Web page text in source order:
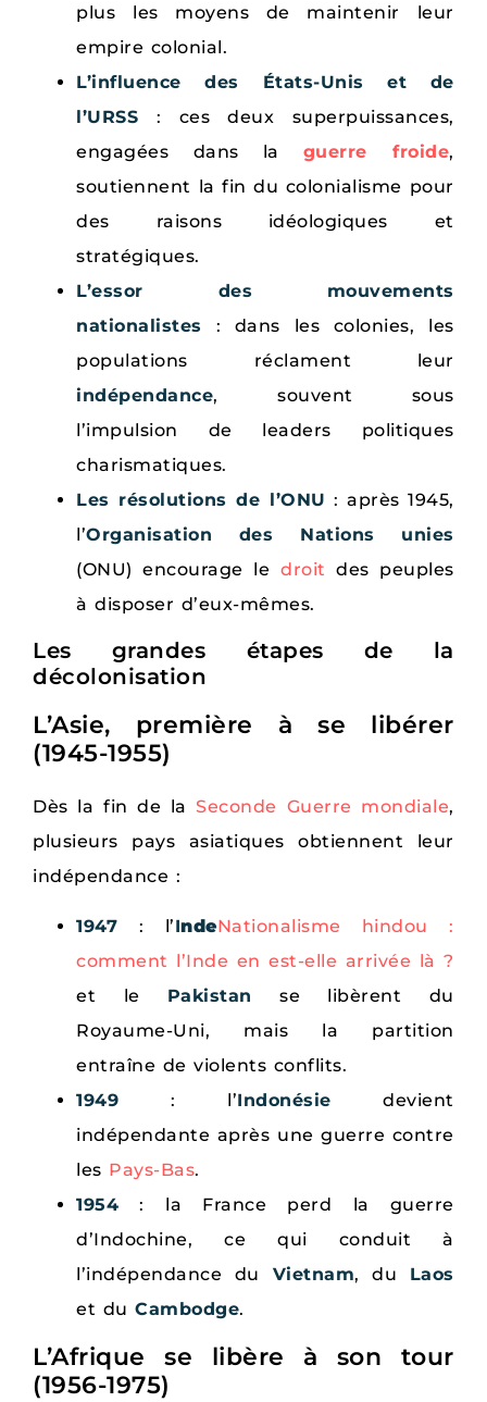
plus les moyens de maintenir leur
empire colonial.
L’influence des États-Unis et de
l’URSS : ces deux superpuissances,
engagées dans la guerre froide,
soutiennent la fin du colonialisme pour
des raisons idéologiques et
stratégiques.
L’essor des mouvements
nationalistes : dans les colonies, les
populations réclament leur
indépendance, souvent sous
l’impulsion de leaders politiques
charismatiques.
Les résolutions de l’ONU : après 1945,
l’Organisation des Nations unies
(ONU) encourage ledroit des peuples
à disposer d’eux-mêmes.
Les grandes étapes de la
décolonisation
L’Asie, première à se libérer
(1945-1955)
Dès la fin de laSeconde Guerre mondiale,
plusieurs pays asiatiques obtiennent leur
indépendance :
1947 : l’IndeNationalisme hindou :
comment l’Inde en est-elle arrivée là ?
et le Pakistan se libèrent du
Royaume-Uni, mais la partition
entraîne de violents conflits.
1949 : l’Indonésie devient
indépendante après une guerre contre
les Pays-Bas.
1954 : la France perd la guerre
d’Indochine, ce qui conduit à
l’indépendance du Vietnam, du Laos
et duCambodge.
L’Afrique se libère à son tour
(1956-1975)